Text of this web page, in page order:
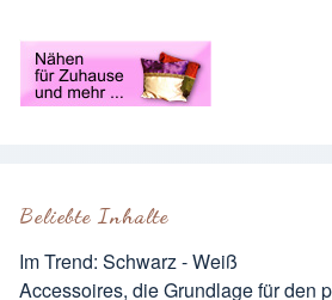
Beliebte Inhalte
Im Trend: Schwarz - Weiß
Accessoires, die Grundlage für den